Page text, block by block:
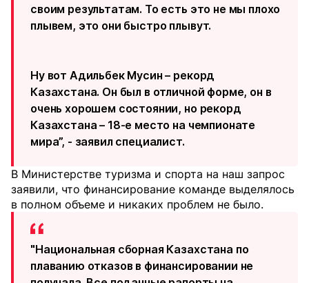
своим результатам. То есть это не мы плохо
плывем, это они быстро плывут.
Ну вот Адильбек Мусин – рекорд
Казахстана. Он был в отличной форме, он в
очень хорошем состоянии, но рекорд
Казахстана – 18-е место на чемпионате
мира”, - заявил специалист.
В Министерстве туризма и спорта на наш запрос
заявили, что финансирование команде выделялось
в полном объеме и никаких проблем не было.
"Национальная сборная Казахстана по
плаванию отказов в финансировании не